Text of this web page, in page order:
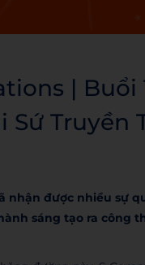
| Buổi
Sứ Truyền
nhận được nhiều sự
sáng tạo ra công